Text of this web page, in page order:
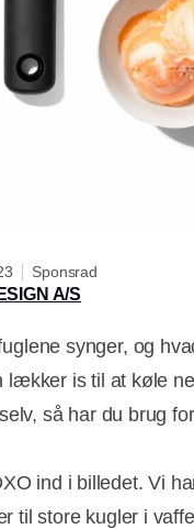
Sponsrad
A/S
synger, og
lækker is til at køle
så har du brug
ind i billedet. Vi
til store kugler i